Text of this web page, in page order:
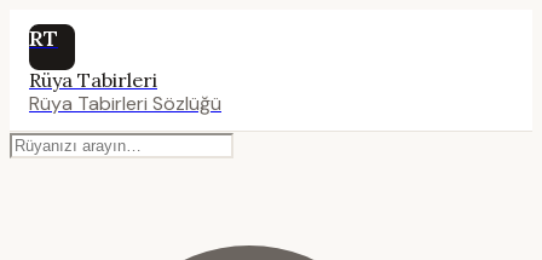
RT
Rüya Tabirleri
Rüya Tabirleri Sözlüğü